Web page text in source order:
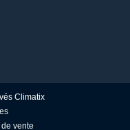
Climatix
vente